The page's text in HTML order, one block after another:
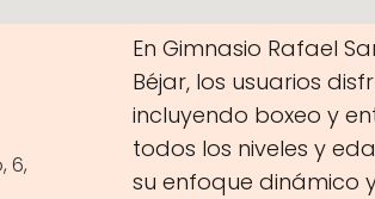
6,
En Gimnasio Rafael
Béjar, los usuarios
incluyendo boxeo y
todos los niveles y
su enfoque dinámico